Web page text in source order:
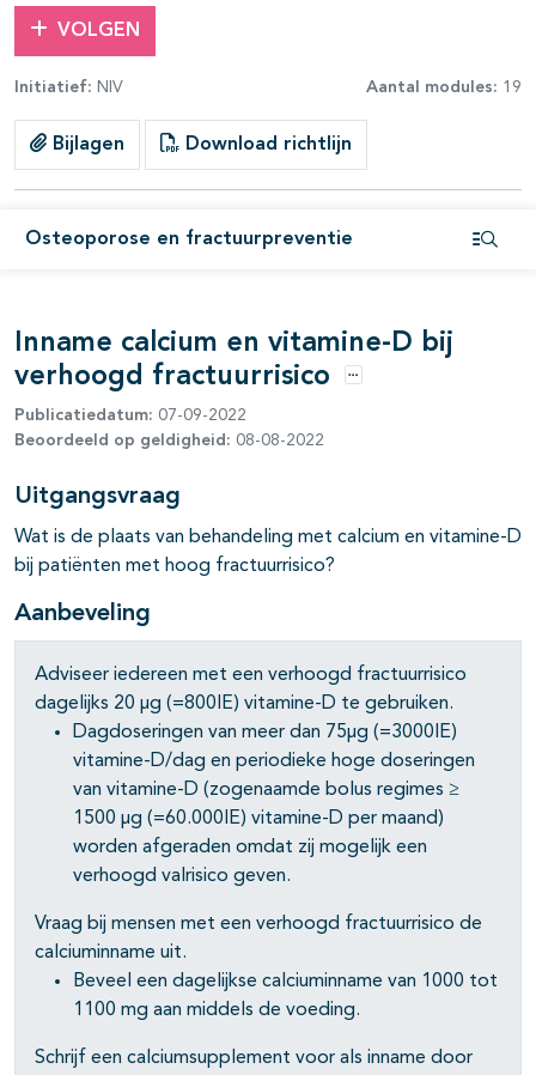
VOLGEN
Initiatief: NIV Aantal modules: 19
Bijlagen Download richtlijn
Osteoporose en fractuurpreventie
open- en dichtklappen
Inname calcium en vitamine-D bij
verhoogd fractuurrisico
Opties
Publicatiedatum: 07-09-2022
Beoordeeld op geldigheid: 08-08-2022
Uitgangsvraag
Wat is de plaats van behandeling met calcium en vitamine-D
bij patiënten met hoog fractuurrisico?
Aanbeveling
Adviseer iedereen met een verhoogd fractuurrisico
dagelijks 20 µg (=800IE) vitamine-D te gebruiken.
Dagdoseringen van meer dan 75µg (=3000IE)
vitamine-D/dag en periodieke hoge doseringen
van vitamine-D (zogenaamde bolus regimes ≥
1500 µg (=60.000IE) vitamine-D per maand)
worden afgeraden omdat zij mogelijk een
verhoogd valrisico geven.
Vraag bij mensen met een verhoogd fractuurrisico de
calciuminname uit.
Beveel een dagelijkse calciuminname van 1000 tot
1100 mg aan middels de voeding.
Schrijf een calciumsupplement voor als inname door